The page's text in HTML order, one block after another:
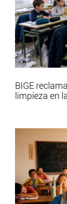
BIGE
limpieza en